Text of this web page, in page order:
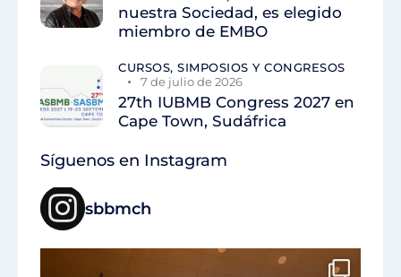
nuestra Sociedad, es elegido
miembro de EMBO
CURSOS, SIMPOSIOS Y CONGRESOS
7 de julio de 2026
27th IUBMB Congress 2027 en
Cape Town, Sudáfrica
Síguenos en Instagram
sbbmch